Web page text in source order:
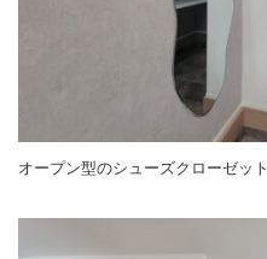
オープン型のシューズクローゼット